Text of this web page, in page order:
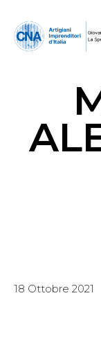
18 Ottobre 2021